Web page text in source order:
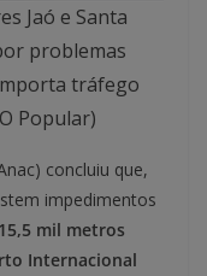
Jaó e Santa
problemas
tráfego
Popular)
concluiu que,
impedimentos
15,5 mil metros
Internacional